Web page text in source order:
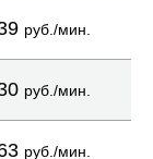
руб./мин.
руб./мин.
руб./мин.